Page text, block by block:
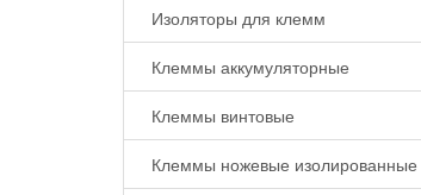
Изоляторы для клемм
Клеммы аккумуляторные
Клеммы винтовые
Клеммы ножевые изолированные